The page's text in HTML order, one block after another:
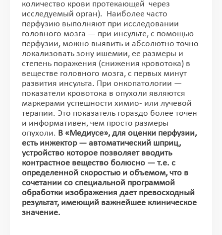
количество крови протекающей через
исследуемый орган). Наиболее часто
перфузию выполняют при исследовании
головного мозга — при инсульте, с помощью
перфузии, можно выявить и абсолютно точно
локализовать зону ишемии, ее размеры и
степень поражения (снижения кровотока) в
веществе головного мозга, с первых минут
развития инсульта. При онкопатологии —
показатели кровотока в опухоли являются
маркерами успешности химио- или лучевой
терапии. Это показатель гораздо более точен
и информативен, чем просто размеры
опухоли. В «Медиусе», для оценки перфузии,
есть инжектор — автоматический шприц,
устройство которое позволяет вводить
контрастное вещество болюсно — т.е. с
определенной скоростью и объемом, что в
сочетании со специальной программой
обработки изображения дает превосходный
результат, имеющий важнейшее клиническое
значение.